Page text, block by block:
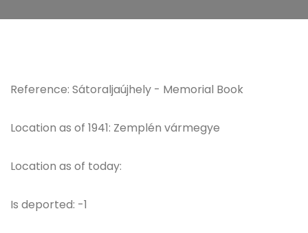
Reference: Sátoraljaújhely - Memorial Book
Location as of 1941: Zemplén vármegye
Location as of today:
Is deported: -1